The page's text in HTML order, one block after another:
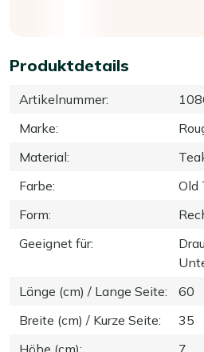
Produktdetails
Artikelnummer:
Marke:
Material:
Farbe:
Old
Form:
Geeignet für:
Länge (cm) / Lange Seite:
60
Breite (cm) / Kurze Seite:
35
Höhe (cm): 7